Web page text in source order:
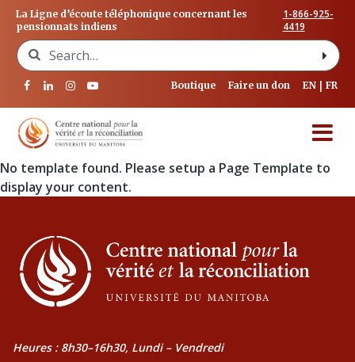
La Ligne d’écoute téléphonique concernant les
pensionnats indiens
1-866-925-
4419
Search for:
Boutique Faire un don EN FR
No template found. Please setup a Page Template to
display your content.
Heures : 8h30–16h30, Lundi – Vendredi